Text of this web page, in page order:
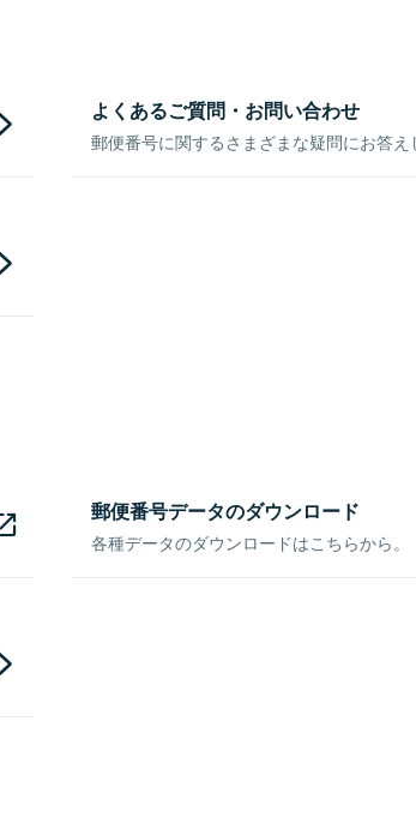
よくあるご質問・お問い合わせ
郵便番号に関するさまざまな疑問にお答え
郵便番号データのダウンロード
各種データのダウンロードはこちらから。